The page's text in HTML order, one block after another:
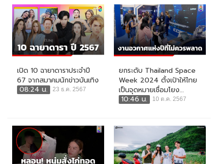
เปิด 10 ฉายาดาราประจำปี
67 จากสมาคมนักข่าวบันเทิง
08:24 น.
23 ธ.ค. 2567
ยกระดับ Thailand Space
Week 2024 ตั้งเป้าให้ไทย
เป็นจุดหมายเชื่อมโยง...
10:46 น.
10 ต.ค. 2567